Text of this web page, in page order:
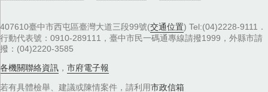
407610臺中市西屯區臺灣大道三段99號(交通位置) Tel:(04)2228-9111．
行動代表號：0910-289111，臺中市民一碼通專線請撥1999，外縣市請
撥：(04)2220-3585
各機關聯絡資訊 ， 市府電子報
若有具體檢舉、建議或陳情案件，請利用市政信箱